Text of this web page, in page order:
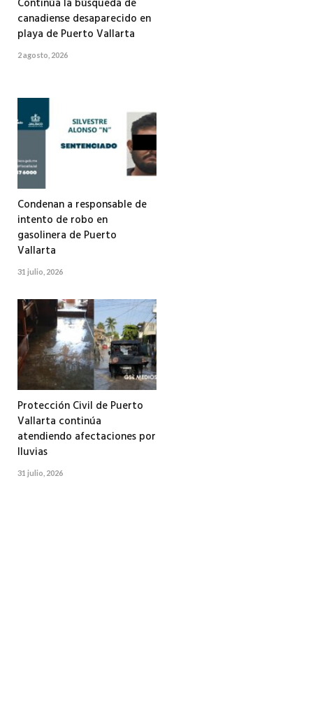
Continúa la búsqueda de
canadiense desaparecido en
playa de Puerto Vallarta
2 agosto, 2026
Condenan a responsable de
intento de robo en
gasolinera de Puerto
Vallarta
31 julio, 2026
Protección Civil de Puerto
Vallarta continúa
atendiendo afectaciones por
lluvias
31 julio, 2026